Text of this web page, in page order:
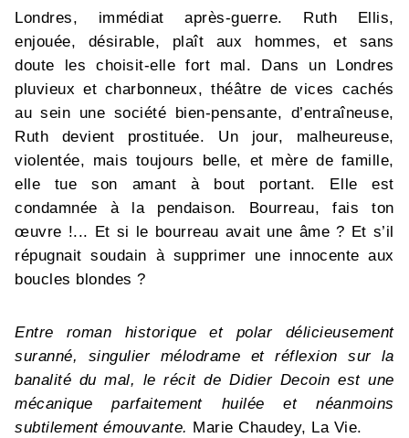
Londres, immédiat après-guerre. Ruth Ellis,
enjouée, désirable, plaît aux hommes, et sans
doute les choisit-elle fort mal. Dans un Londres
pluvieux et charbonneux, théâtre de vices cachés
au sein une société bien-pensante, d’entraîneuse,
Ruth devient prostituée. Un jour, malheureuse,
violentée, mais toujours belle, et mère de famille,
elle tue son amant à bout portant. Elle est
condamnée à la pendaison. Bourreau, fais ton
œuvre !... Et si le bourreau avait une âme ? Et s’il
répugnait soudain à supprimer une innocente aux
boucles blondes ?
Entre roman historique et polar délicieusement
suranné, singulier mélodrame et réflexion sur la
banalité du mal, le récit de Didier Decoin est une
mécanique parfaitement huilée et néanmoins
subtilement émouvante. Marie Chaudey, La Vie.